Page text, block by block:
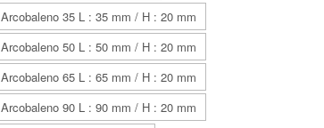
Arcobaleno 35 L : 35 mm / H : 20 mm
Arcobaleno 50 L : 50 mm / H : 20 mm
Arcobaleno 65 L : 65 mm / H : 20 mm
Arcobaleno 90 L : 90 mm / H : 20 mm